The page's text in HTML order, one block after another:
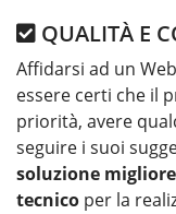
QUALITÀ E
Affidarsi ad un
essere certi che il
priorità, avere
seguire i suoi
soluzione
tecnico per la